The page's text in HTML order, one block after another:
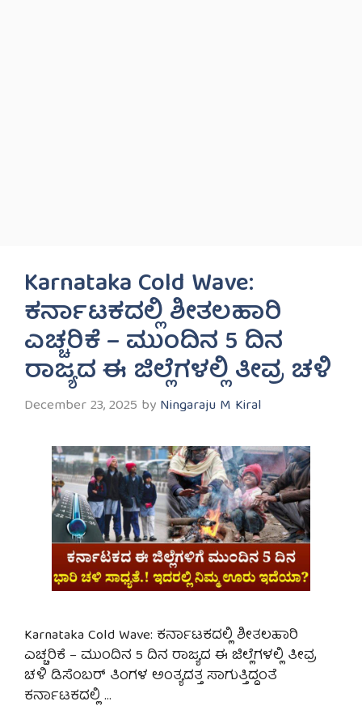
Karnataka Cold Wave:
ಕರ್ನಾಟಕದಲ್ಲಿ ಶೀತಲಹಾರಿ
ಎಚ್ಚರಿಕೆ – ಮುಂದಿನ 5 ದಿನ
ರಾಜ್ಯದ ಈ ಜಿಲ್ಲೆಗಳಲ್ಲಿ ತೀವ್ರ ಚಳಿ
December 23, 2025 by Ningaraju M Kiral
Karnataka Cold Wave: ಕರ್ನಾಟಕದಲ್ಲಿ ಶೀತಲಹಾರಿ
ಎಚ್ಚರಿಕೆ – ಮುಂದಿನ 5 ದಿನ ರಾಜ್ಯದ ಈ ಜಿಲ್ಲೆಗಳಲ್ಲಿ ತೀವ್ರ
ಚಳಿ ಡಿಸೆಂಬರ್ ತಿಂಗಳ ಅಂತ್ಯದತ್ತ ಸಾಗುತ್ತಿದ್ದಂತೆ
ಕರ್ನಾಟಕದಲ್ಲಿ …